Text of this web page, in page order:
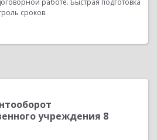
сроков.
учреждения 8